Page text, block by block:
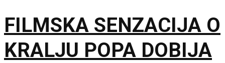
FILMSKA SENZACIJA O
KRALJU POPA DOBIJA